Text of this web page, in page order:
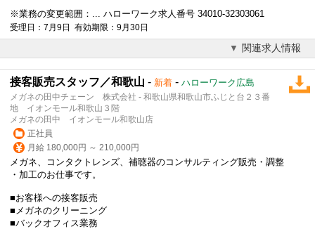
※業務の変更範囲：... ハローワーク求人番号 34010-32303061
受理日：7月9日 有効期限：9月30日
関連求人情報
接客販売スタッフ／和歌山 - 新着 - ハローワーク広島
メガネの田中チェーン 株式会社 - 和歌山県和歌山市ふじと台２３番
地 イオンモール和歌山３階
メガネの田中 イオンモール和歌山店
正社員
月給 180,000円 ～ 210,000円
メガネ、コンタクトレンズ、補聴器のコンサルティング販売・調整
・加工のお仕事です。
■お客様への接客販売
■メガネのクリーニング
■バックオフィス業務